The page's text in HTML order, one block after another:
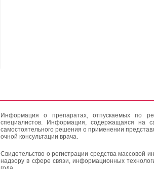
Информация о препаратах, отпускаемых по
специалистов. Информация, содержащаяся на
самостоятельного решения о применении
очной консультации врача.
Свидетельство о регистрации средства
надзору в сфере связи, информационных